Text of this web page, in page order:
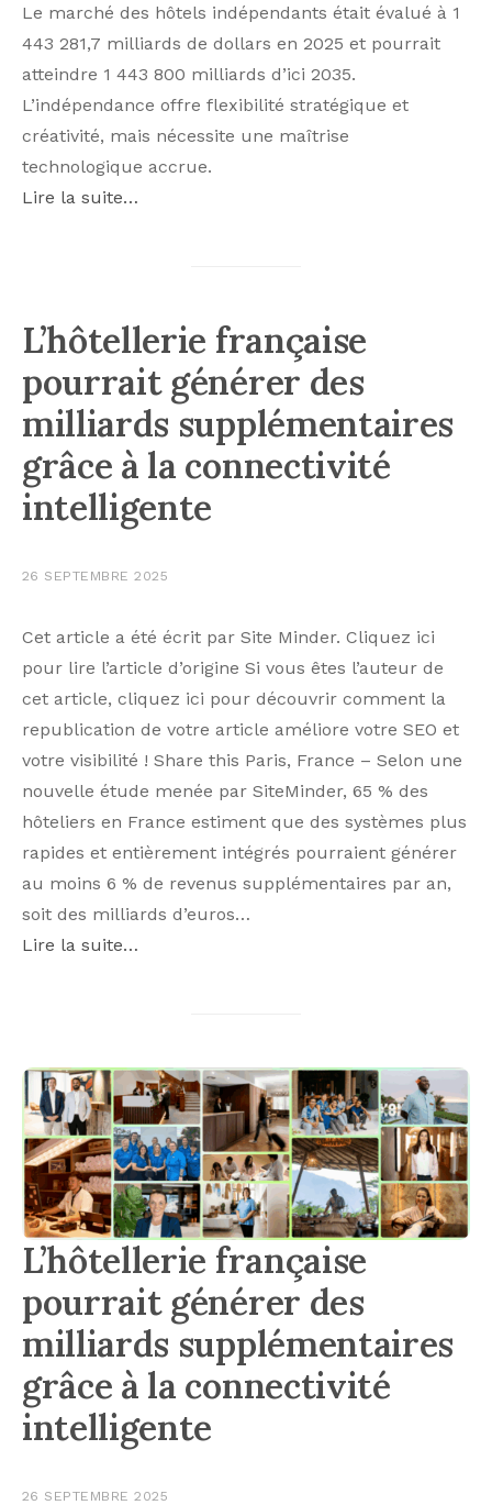
Le marché des hôtels indépendants était évalué à 1
443 281,7 milliards de dollars en 2025 et pourrait
atteindre 1 443 800 milliards d’ici 2035.
L’indépendance offre flexibilité stratégique et
créativité, mais nécessite une maîtrise
technologique accrue.
Lire la suite…
L’hôtellerie française
pourrait générer des
milliards supplémentaires
grâce à la connectivité
intelligente
26 SEPTEMBRE 2025
Cet article a été écrit par Site Minder. Cliquez ici
pour lire l’article d’origine Si vous êtes l’auteur de
cet article, cliquez ici pour découvrir comment la
republication de votre article améliore votre SEO et
votre visibilité ! Share this Paris, France – Selon une
nouvelle étude menée par SiteMinder, 65 % des
hôteliers en France estiment que des systèmes plus
rapides et entièrement intégrés pourraient générer
au moins 6 % de revenus supplémentaires par an,
soit des milliards d’euros…
Lire la suite…
L’hôtellerie française
pourrait générer des
milliards supplémentaires
grâce à la connectivité
intelligente
26 SEPTEMBRE 2025